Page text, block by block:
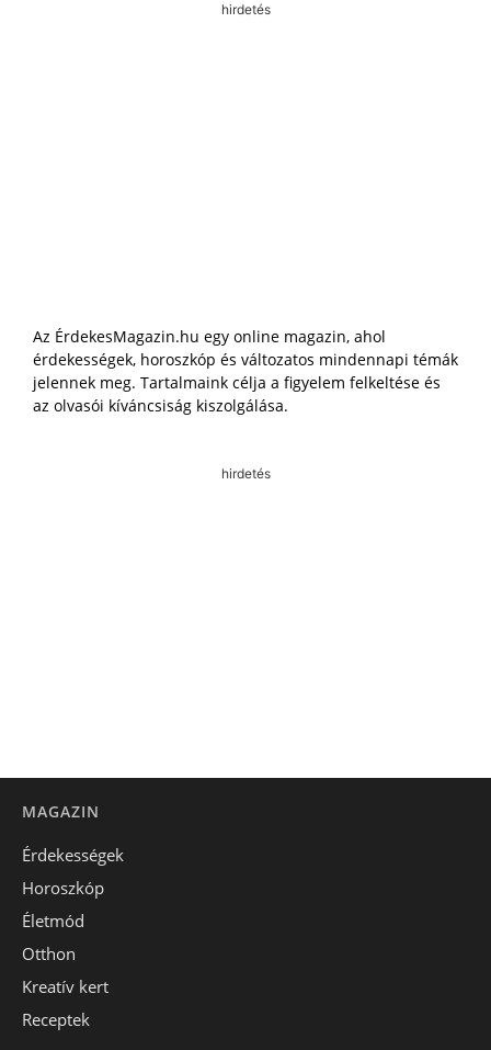
hirdetés
Az ÉrdekesMagazin.hu egy online magazin, ahol
érdekességek, horoszkóp és változatos mindennapi témák
jelennek meg. Tartalmaink célja a figyelem felkeltése és
az olvasói kíváncsiság kiszolgálása.
hirdetés
MAGAZIN
Érdekességek
Horoszkóp
Életmód
Otthon
Kreatív kert
Receptek